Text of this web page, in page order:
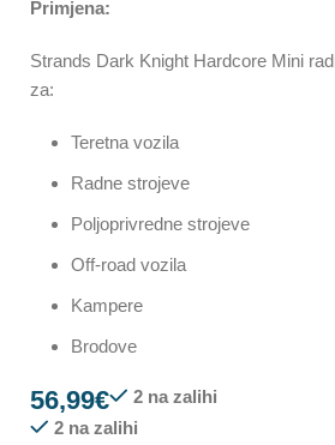
Primjena:
Strands Dark Knight Hardcore Mini
za:
Teretna vozila
Radne strojeve
Poljoprivredne strojeve
Off-road vozila
Kampere
Brodove
56,99€
2 na zalihi
2 na zalihi